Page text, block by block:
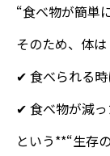
“食べ物が簡単
そのため、体は
✔ 食べられる
✔ 食べ物が減
という**“生存